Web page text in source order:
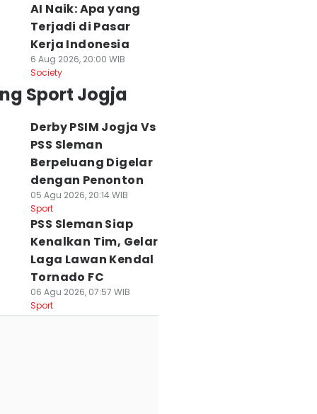
AI Naik: Apa yang
Terjadi di Pasar
Kerja Indonesia
6 Aug 2026, 20:00 WIB
Society
Sport Jogja
Derby PSIM Jogja Vs
PSS Sleman
Berpeluang Digelar
dengan Penonton
05 Agu 2026, 20:14 WIB
Sport
PSS Sleman Siap
Kenalkan Tim, Gelar
Laga Lawan Kendal
Tornado FC
06 Agu 2026, 07:57 WIB
Sport